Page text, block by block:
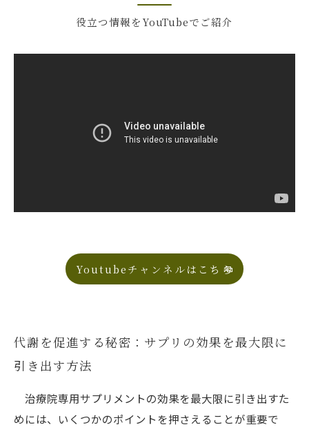
役立つ情報をYouTubeでご紹介
Youtubeチャンネルはこちら
代謝を促進する秘密：サプリの効果を最大限に
引き出す方法
治療院専用サプリメントの効果を最大限に引き出すた
めには、いくつかのポイントを押さえることが重要で